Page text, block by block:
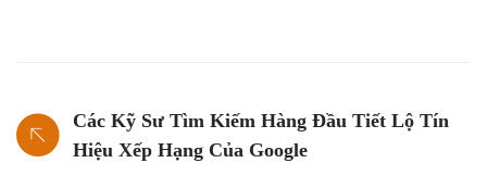
Các Kỹ Sư Tìm Kiếm Hàng Đầu Tiết Lộ Tín
Hiệu Xếp Hạng Của Google